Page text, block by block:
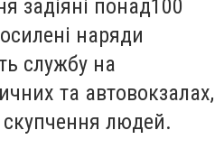
задіяні понад100
наряди
службу на
та автовокзалах,
людей.